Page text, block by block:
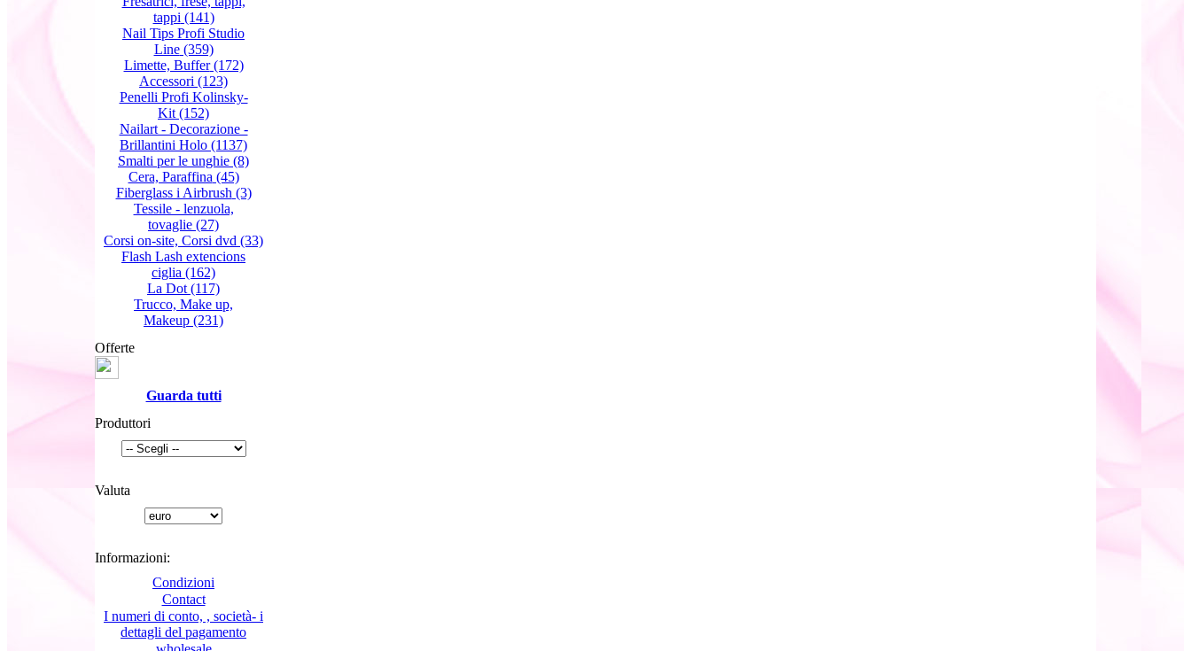
tappi (141)
Nail Tips Profi Studio
Line(359)
Limette, Buffer(172)
Accessori (123)
Penelli Profi Kolinsky-
Kit (152)
Nailart - Decorazione -
Brillantini Holo (1137)
Smalti per le unghie (8)
Cera, Paraffina (45)
Fiberglass i Airbrush (3)
Tessile - lenzuola,
tovaglie (27)
Corsi on-site, Corsi dvd (33)
Flash Lash extencions
ciglia (162)
La Dot (117)
Trucco, Make up,
Makeup (231)
Offerte
Guarda tutti
Produttori
Valuta
Informazioni:
Condizioni
Contact
I numeri di conto, , società- i
dettagli del pagamento